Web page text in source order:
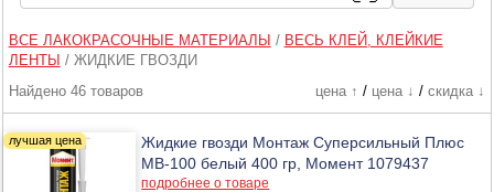
ВСЕ ЛАКОКРАСОЧНЫЕ МАТЕРИАЛЫ / ВЕСЬ КЛЕЙ, КЛЕЙКИЕ
ЛЕНТЫ / ЖИДКИЕ ГВОЗДИ
Найдено 46 товаров
цена ↑ / цена ↓ / скидка ↓
Жидкие гвозди Монтаж Суперсильный Плюс
МВ-100 белый 400 гр, Момент 1079437
подробнее о товаре